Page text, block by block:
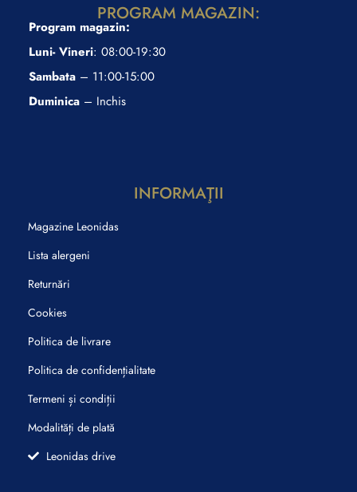
PROGRAM MAGAZIN:
Program magazin:
Luni- Vineri: 08:00-19:30
Sambata – 11:00-15:00
Duminica – Inchis
INFORMAŢII
Magazine Leonidas
Lista alergeni
Returnări
Cookies
Politica de livrare
Politica de confidențialitate
Termeni și condiții
Modalități de plată
Leonidas drive